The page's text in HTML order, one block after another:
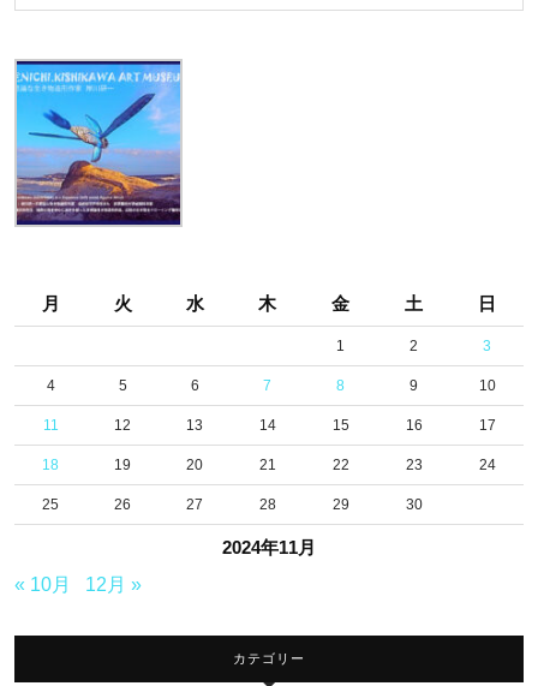
岸
銀
座
月
光
荘
月
の
れ
2024年11月
月 火 水 木 金 土 日
1 2 3
4 5 6 7 8 9 10
11 12 13 14 15 16 17
18 19 20 21 22 23 24
25 26 27 28 29 30
« 10月 12月 »
カテゴリー